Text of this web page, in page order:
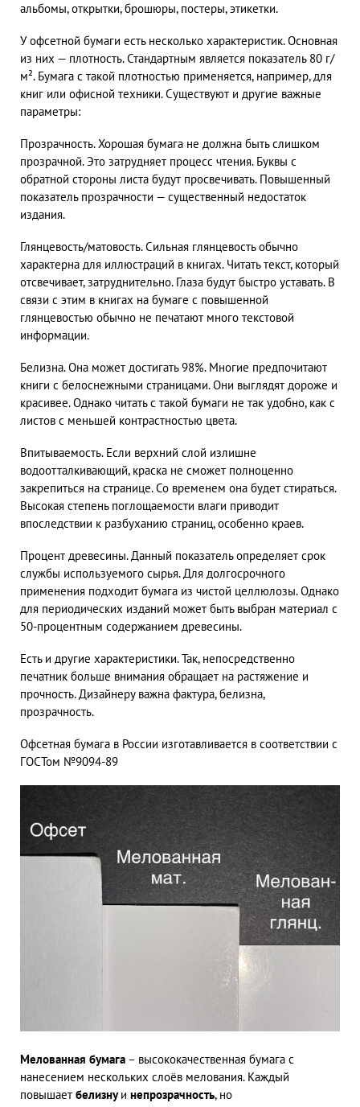
альбомы, открытки, брошюры, постеры, этикетки.
У офсетной бумаги есть несколько характеристик. Основная
из них — плотность. Стандартным является показатель 80 г/
м². Бумага с такой плотностью применяется, например, для
книг или офисной техники. Существуют и другие важные
параметры:
Прозрачность. Хорошая бумага не должна быть слишком
прозрачной. Это затрудняет процесс чтения. Буквы с
обратной стороны листа будут просвечивать. Повышенный
показатель прозрачности — существенный недостаток
издания.
Глянцевость/матовость. Сильная глянцевость обычно
характерна для иллюстраций в книгах. Читать текст, который
отсвечивает, затруднительно. Глаза будут быстро уставать. В
связи с этим в книгах на бумаге с повышенной
глянцевостью обычно не печатают много текстовой
информации.
Белизна. Она может достигать 98%. Многие предпочитают
книги с белоснежными страницами. Они выглядят дороже и
красивее. Однако читать с такой бумаги не так удобно, как с
листов с меньшей контрастностью цвета.
Впитываемость. Если верхний слой излишне
водоотталкивающий, краска не сможет полноценно
закрепиться на странице. Со временем она будет стираться.
Высокая степень поглощаемости влаги приводит
впоследствии к разбуханию страниц, особенно краев.
Процент древесины. Данный показатель определяет срок
службы используемого сырья. Для долгосрочного
применения подходит бумага из чистой целлюлозы. Однако
для периодических изданий может быть выбран материал с
50-процентным содержанием древесины.
Есть и другие характеристики. Так, непосредственно
печатник больше внимания обращает на растяжение и
прочность. Дизайнеру важна фактура, белизна,
прозрачность.
Офсетная бумага в России изготавливается в соответствии с
ГОСТом №9094-89
Мелованная бумага – высококачественная бумага с
нанесением нескольких слоёв мелования. Каждый
повышает белизнуи непрозрачность, но